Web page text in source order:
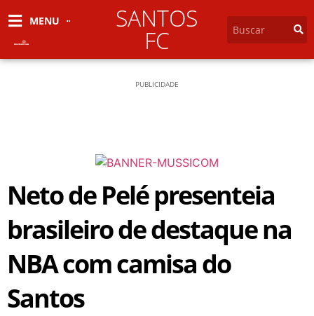
MENU SANTOS
FC
PUBLICIDADE
Neto de Pelé presenteia
brasileiro de destaque na
NBA com camisa do
Santos